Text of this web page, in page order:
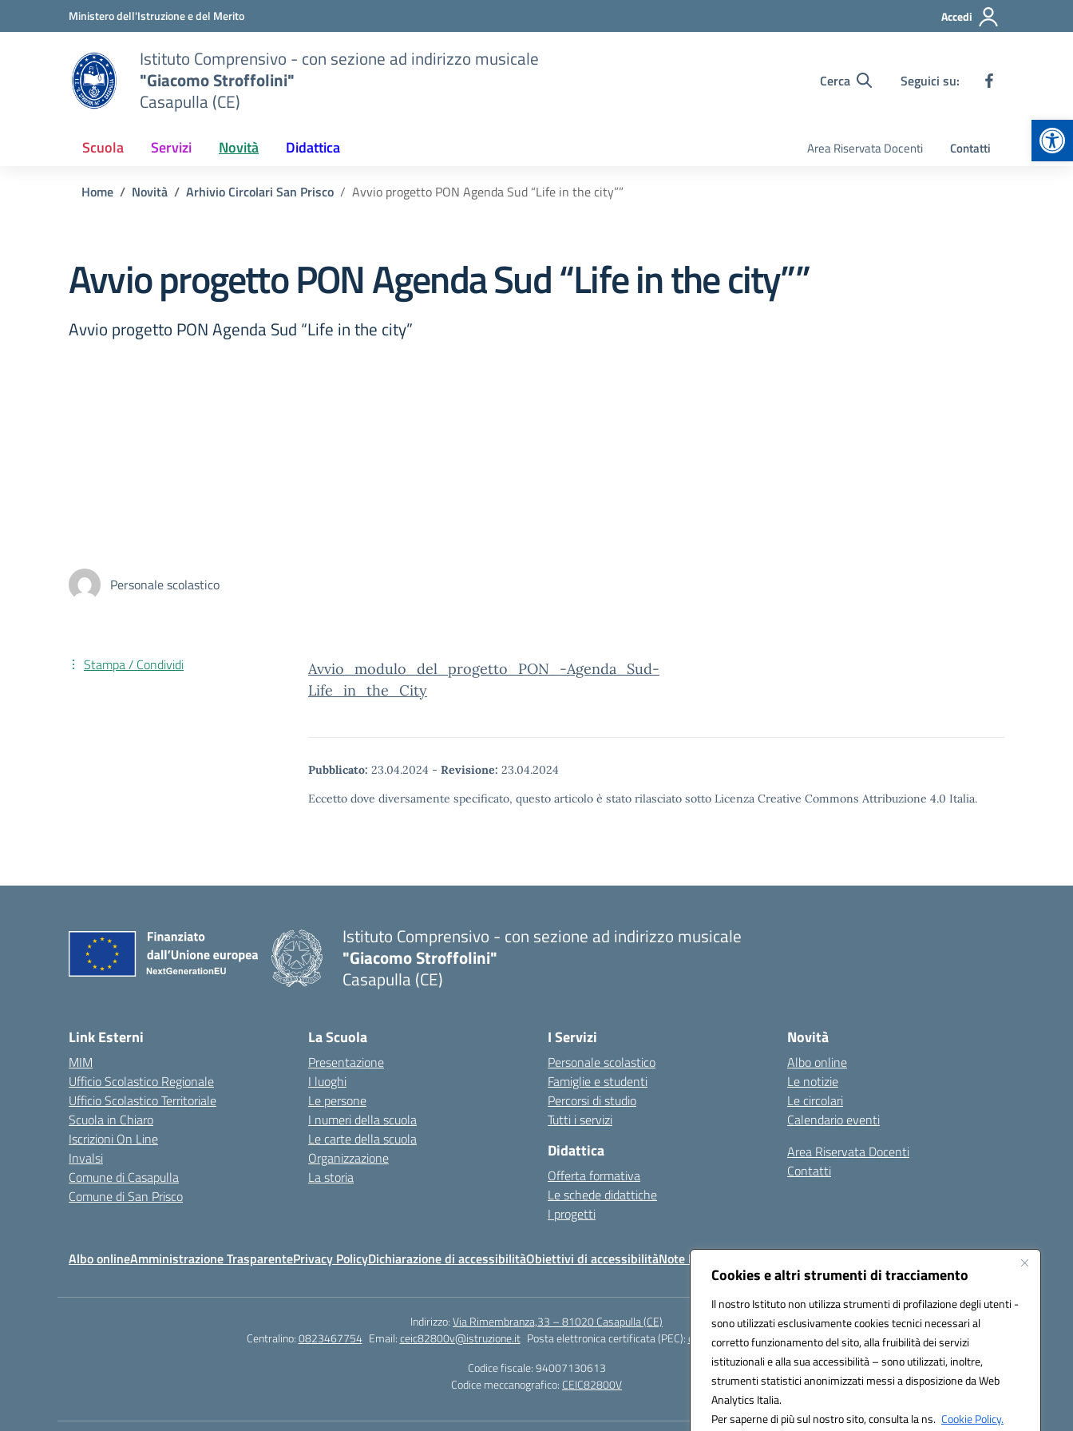
Cookies e altri strumenti di tracciamento
Il nostro Istituto non utilizza strumenti di profilazione degli utenti -
sono utilizzati esclusivamente cookies tecnici necessari al
corretto funzionamento del sito, alla fruibilità dei servizi
istituzionali e alla sua accessibilità – sono utilizzati, inoltre,
strumenti statistici anonimizzati messi a disposizione da Web
Analytics Italia.
Per saperne di più sul nostro sito, consulta la ns. Cookie Policy.
Vai ai contenuti
Vai al menu di navigazioneMinistero dell'Istruzione e del Merito Accedi
Istituto Comprensivo - con sezione ad indirizzo musicale
"Giacomo Stroffolini"
Casapulla (CE)
Cerca Seguici su:
Scuola Servizi Novità Didattica Area Riservata Docenti Contatti
Home Novità Arhivio Circolari San Prisco Avvio progetto PON Agenda Sud “Life in the city””
Avvio progetto PON Agenda Sud “Life in the city””
Avvio progetto PON Agenda Sud “Life in the city”
Personale scolastico
Avvio_modulo_del_progetto_PON_-Agenda_Sud-
Life_in_the_City
Pubblicato: 23.04.2024 - Revisione: 23.04.2024
Eccetto dove diversamente specificato, questo articolo è stato rilasciato sotto Licenza Creative Commons Attribuzione 4.0 Italia.
Stampa / Condividi
Istituto Comprensivo - con sezione ad indirizzo musicale
"Giacomo Stroffolini"
Casapulla (CE)
Link Esterni
MIM
Ufficio Scolastico Regionale
Ufficio Scolastico Territoriale
Scuola in Chiaro
Iscrizioni On Line
Invalsi
Comune di Casapulla
Comune di San Prisco
La Scuola
Presentazione
I luoghi
Le persone
I numeri della scuola
Le carte della scuola
Organizzazione
La storia
I Servizi
Personale scolastico
Famiglie e studenti
Percorsi di studio
Tutti i servizi
Didattica
Offerta formativa
Le schede didattiche
I progetti
Novità
Albo online
Le notizie
Le circolari
Calendario eventi
Area Riservata Docenti
Contatti
Albo onlineAmministrazione TrasparentePrivacy PolicyDichiarazione di accessibilitàObiettivi di accessibilitàNote legali Seguici su:
Indirizzo:Via Rimembranza,33 – 81020 Casapulla (CE)
Centralino:0823467754 Email:ceic82800v@istruzione.it Posta elettronica certificata (PEC):ceic82800v@pec.istruzione.it
Codice fiscale: 94007130613
Codice meccanografico: CEIC82800V